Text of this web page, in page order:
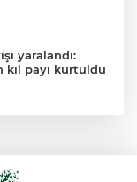
yaralandı:
payı kurtuldu